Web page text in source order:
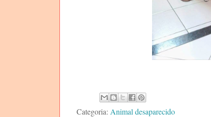
Categoria: Animal desaparecido